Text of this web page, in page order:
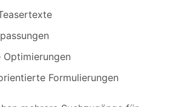
Optimierungen
Formulierungen